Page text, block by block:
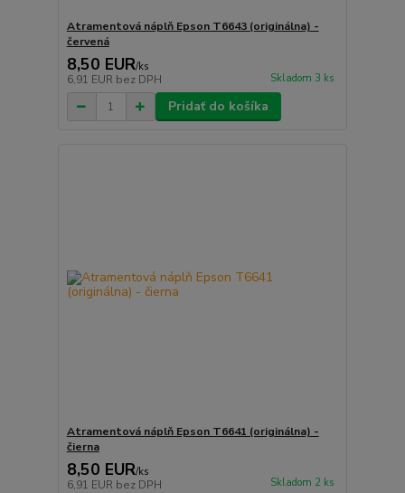
Atramentová náplň Epson T6643 (originálna) -
červená
8,50 EUR/ks
6,91 EUR bez DPH Skladom 3 ks
Pridať do košíka
Atramentová náplň Epson T6641 (originálna) -
čierna
8,50 EUR/ks
6,91 EUR bez DPH Skladom 2 ks